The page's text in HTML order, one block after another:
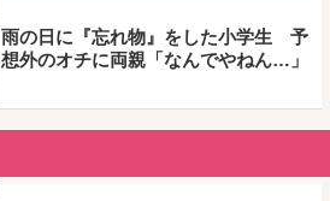
雨の日に『忘れ物』をした小学生 予
想外のオチに両親「なんでやねん…」